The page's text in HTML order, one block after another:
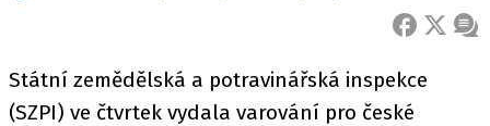
FACEBOOK
X
Státní zemědělská a potravinářská inspekce
(SZPI) ve čtvrtek vydala varování pro české